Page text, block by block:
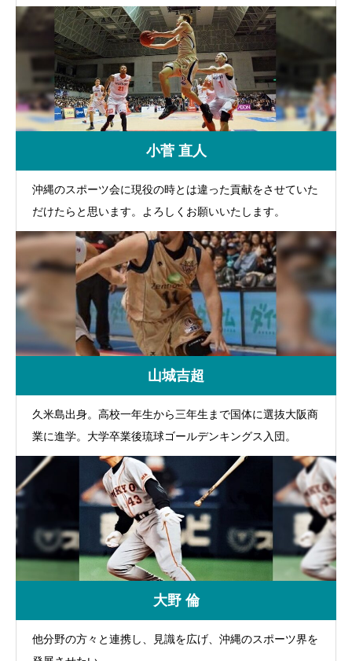
小菅 直人
沖縄のスポーツ会に現役の時とは違った貢献をさせていた
だけたらと思います。よろしくお願いいたします。
山城吉超
久米島出身。高校一年生から三年生まで国体に選抜大阪商
業に進学。大学卒業後琉球ゴールデンキングス入団。
大野 倫
他分野の方々と連携し、見識を広げ、沖縄のスポーツ界を